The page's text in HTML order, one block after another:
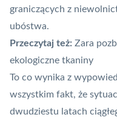
graniczących z
ubóstwa.
Przeczytaj też: Zara
ekologiczne tkaniny
To co wynika z
wszystkim fakt, że
dwudziestu latach